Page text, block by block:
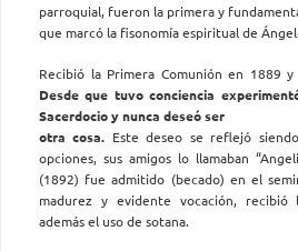
parroquial, fueron la primera y
que marcó la fisonomía espiritual de
Recibió la Primera Comunión en 1889
Desde que tuvo conciencia
Sacerdocio y nunca deseó ser
otra cosa. Este deseo se reflejó
opciones, sus amigos lo llamaban
(1892) fue admitido (becado) en el
madurez y evidente vocación, recibió
además el uso de sotana.